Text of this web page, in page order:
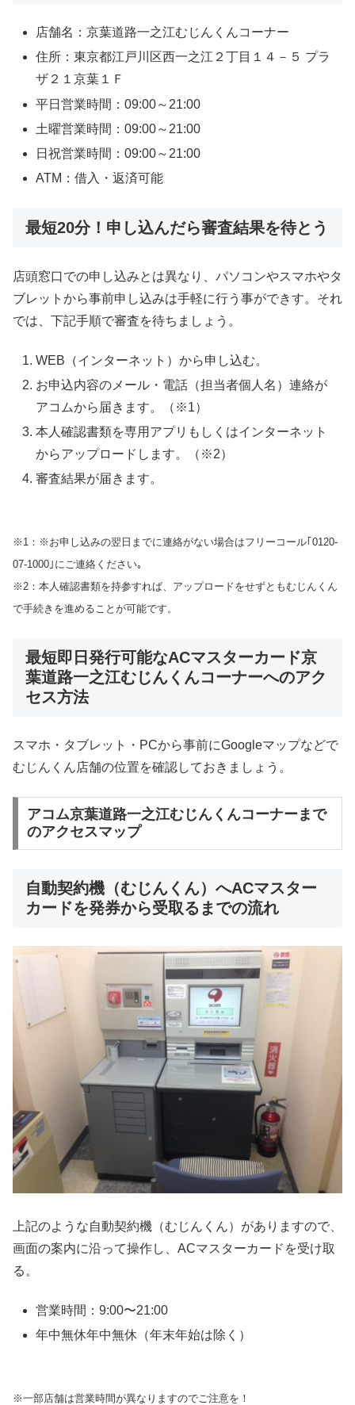
店舗名：京葉道路一之江むじんくんコーナー
住所：東京都江戸川区西一之江２丁目１４－５ プラ
ザ２１京葉１Ｆ
平日営業時間：09:00～21:00
土曜営業時間：09:00～21:00
日祝営業時間：09:00～21:00
ATM：借入・返済可能
最短20分！申し込んだら審査結果を待とう
店頭窓口での申し込みとは異なり、パソコンやスマホやタ
ブレットから事前申し込みは手軽に行う事ができす。それ
では、下記手順で審査を待ちましょう。
WEB（インターネット）から申し込む。
お申込内容のメール・電話（担当者個人名）連絡が
アコムから届きます。（※1）
本人確認書類を専用アプリもしくはインターネット
からアップロードします。（※2）
審査結果が届きます。
※1：※お申し込みの翌日までに連絡がない場合はフリーコール｢0120-
07-1000｣にご連絡ください｡
※2：本人確認書類を持参すれば、アップロードをせずともむじんくん
で手続きを進めることが可能です。
最短即日発行可能なACマスターカード京
葉道路一之江むじんくんコーナーへのアク
セス方法
スマホ・タブレット・PCから事前にGoogleマップなどで
むじんくん店舗の位置を確認しておきましょう。
アコム京葉道路一之江むじんくんコーナーまで
のアクセスマップ
自動契約機（むじんくん）へACマスター
カードを発券から受取るまでの流れ
上記のような自動契約機（むじんくん）がありますので、
画面の案内に沿って操作し、ACマスターカードを受け取
る。
営業時間：9:00〜21:00
年中無休年中無休（年末年始は除く）
※一部店舗は営業時間が異なりますのでご注意を！